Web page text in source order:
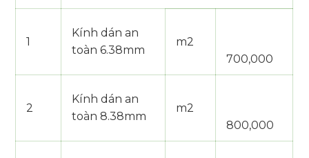
1
Kính dán an
toàn 6.38mm
m2
700,000
2
Kính dán an
toàn 8.38mm
m2
800,000